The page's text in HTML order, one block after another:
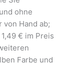
ohne
Hand ab;
€ im Preis
Farbe und